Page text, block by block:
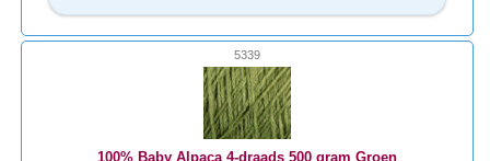
5339
100% Baby Alpaca 4-draads 500 gram Groen